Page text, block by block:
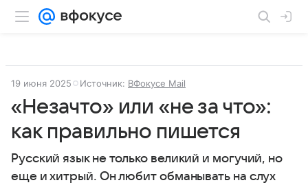
19 июня 2025 Источник: ВФокусе Mail
«Незачто» или «не за что»:
как правильно пишется
Русский язык не только великий и могучий, но
еще и хитрый. Он любит обманывать на слух